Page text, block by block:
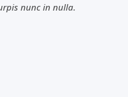
nunc in nulla.